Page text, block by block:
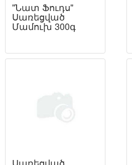
"Նատ Ֆուդս"
Սառեցված
Մամուխ 300գ